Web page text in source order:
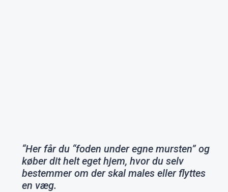
“Her får du “foden under egne mursten” og
køber dit helt eget hjem, hvor du selv
bestemmer om der skal males eller flyttes
en væg.